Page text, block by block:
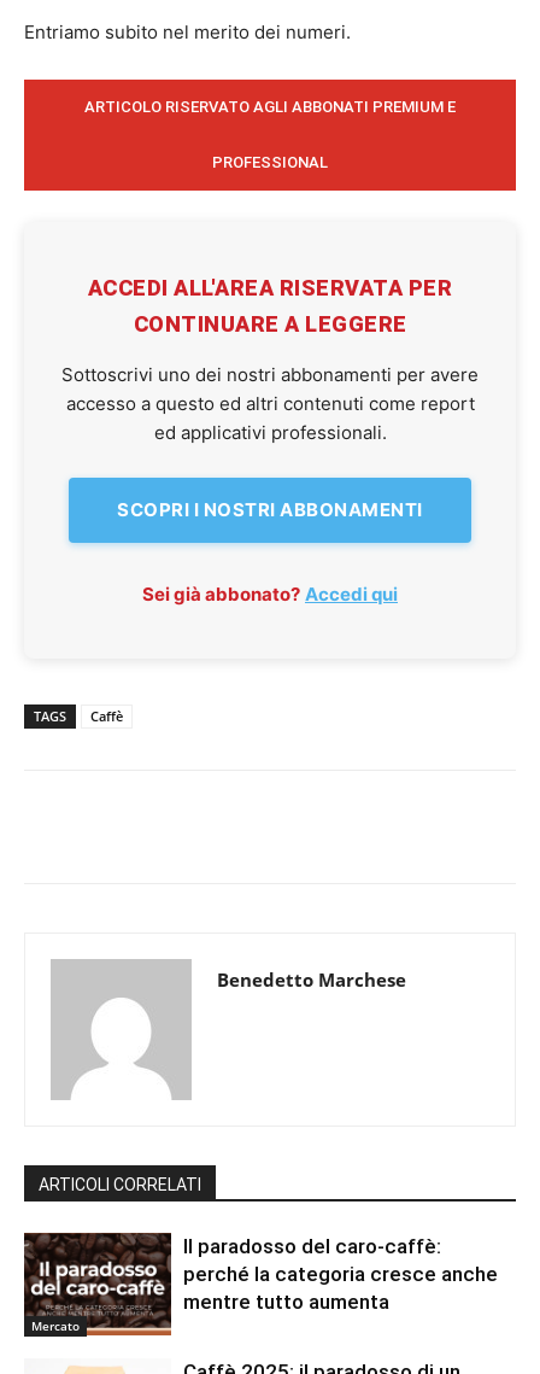
Entriamo subito nel merito dei numeri.
ARTICOLO RISERVATO AGLI ABBONATI PREMIUM E
PROFESSIONAL
ACCEDI ALL'AREA RISERVATA PER
CONTINUARE A LEGGERE
Sottoscrivi uno dei nostri abbonamenti per avere
accesso a questo ed altri contenuti come report
ed applicativi professionali.
SCOPRI I NOSTRI ABBONAMENTI
Sei già abbonato? Accedi qui
TAGS Caffè
Benedetto Marchese
ARTICOLI CORRELATI
Mercato
Il paradosso del caro-caffè:
perché la categoria cresce anche
mentre tutto aumenta